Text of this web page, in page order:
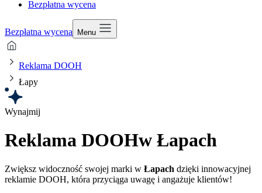
Bezpłatna wycena
Bezpłatna wycena Menu
Reklama DOOH
Łapy
Wynajmij
Reklama DOOHw Łapach
Zwiększ widoczność swojej marki w Łapach dzięki innowacyjnej
reklamie DOOH, która przyciąga uwagę i angażuje klientów!